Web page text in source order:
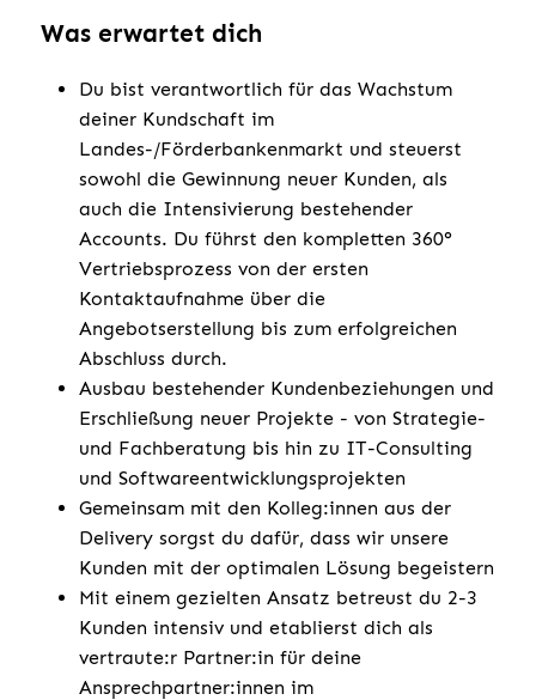
Was erwartet dich
Du bist verantwortlich für das Wachstum
deiner Kundschaft im
Landes-/Förderbankenmarkt und steuerst
sowohl die Gewinnung neuer Kunden, als
auch die Intensivierung bestehender
Accounts. Du führst den kompletten 360°
Vertriebsprozess von der ersten
Kontaktaufnahme über die
Angebotserstellung bis zum erfolgreichen
Abschluss durch.
Ausbau bestehender Kundenbeziehungen und
Erschließung neuer Projekte - von Strategie-
und Fachberatung bis hin zu IT-Consulting
und Softwareentwicklungsprojekten
Gemeinsam mit den Kolleg:innen aus der
Delivery sorgst du dafür, dass wir unsere
Kunden mit der optimalen Lösung begeistern
Mit einem gezielten Ansatz betreust du 2-3
Kunden intensiv und etablierst dich als
vertraute:r Partner:in für deine
Ansprechpartner:innen im